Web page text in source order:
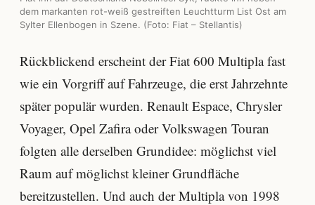
dem markanten rot-weiß gestreiften Leuchtturm List Ost am
Sylter Ellenbogen in Szene. (Foto: Fiat – Stellantis)
Rückblickend erscheint der Fiat 600 Multipla fast
wie ein Vorgriff auf Fahrzeuge, die erst Jahrzehnte
später populär wurden. Renault Espace, Chrysler
Voyager, Opel Zafira oder Volkswagen Touran
folgten alle derselben Grundidee: möglichst viel
Raum auf möglichst kleiner Grundfläche
bereitzustellen. Und auch der Multipla von 1998